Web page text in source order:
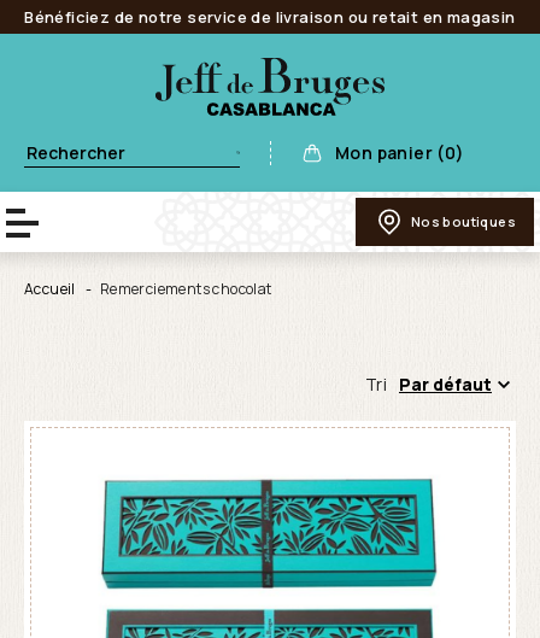
Bénéficiez de notre service de livraison ou retait en magasin
Mon panier (0)
Nos boutiques
Accueil Remerciements chocolat
Tri Par défaut